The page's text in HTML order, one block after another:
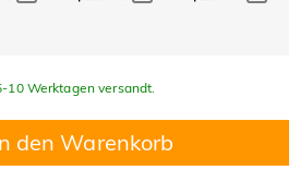
Granatrot
Amethystviolett
Werktagen versandt.
den Warenkorb